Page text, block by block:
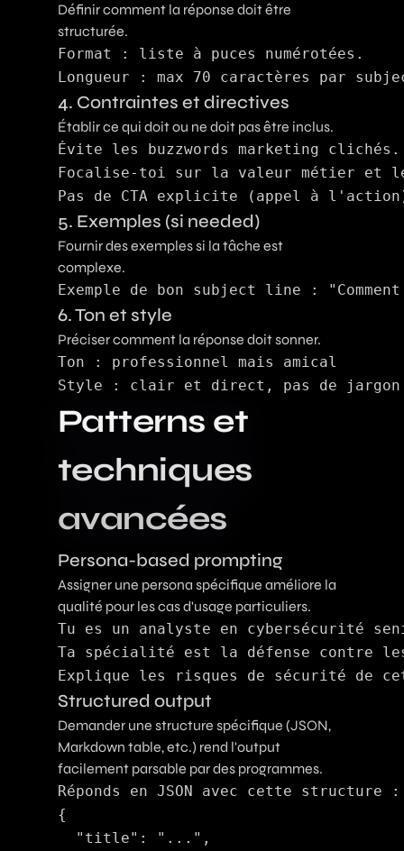
Définir comment la réponse doit être
structurée.
Format : liste à puces numérotées.
4. Contraintes et directives
Établir ce qui doit ou ne doit pas être inclus.
Évite les buzzwords marketing clichés.
Focalise-toi sur la valeur métier et
5. Exemples (si needed)
Fournir des exemples si la tâche est
complexe.
6. Ton et style
Préciser comment la réponse doit sonner.
Ton : professionnel mais amical
Patterns et
techniques
avancées
Persona-based prompting
Assigner une persona spécifique améliore la
qualité pour les cas d'usage particuliers.
Tu es un analyste en cybersécurité
Ta spécialité est la défense contre
Structured output
Demander une structure spécifique (JSON,
Markdown table, etc.) rend l'output
facilement parsable par des programmes.
Réponds en JSON avec cette structure :
{
  "title": "...",